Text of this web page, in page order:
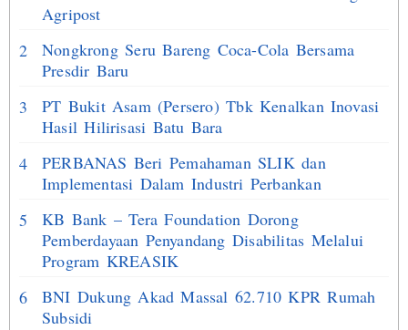
Agripost
2
Nongkrong Seru Bareng Coca-Cola Bersama
Presdir Baru
3
PT Bukit Asam (Persero) Tbk Kenalkan Inovasi
Hasil Hilirisasi Batu Bara
4
PERBANAS Beri Pemahaman SLIK dan
Implementasi Dalam Industri Perbankan
5
KB Bank – Tera Foundation Dorong
Pemberdayaan Penyandang Disabilitas Melalui
Program KREASIK
6
BNI Dukung Akad Massal 62.710 KPR Rumah
Subsidi